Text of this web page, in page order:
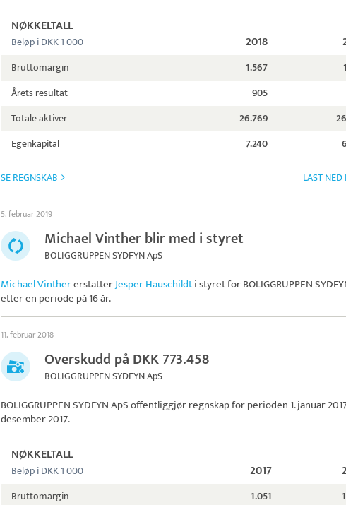
NØKKELTALL
Beløp i DKK 1 000 2018
Bruttomargin 1.567
Årets resultat
905
Totale aktiver
26.769
Egenkapital
7.240
SE REGNSKAB LAST NED
5. februar 2019
Michael Vinther blir med i styret
BOLIGGRUPPEN SYDFYN ApS
Michael VinthererstatterJesper Hauschildti styret forBOLIGGRUPPEN
etter en periode på 16 år.
11. februar 2018
Overskudd på DKK 773.458
BOLIGGRUPPEN SYDFYN ApS
BOLIGGRUPPEN SYDFYN ApSoffentliggjør regnskap for perioden 1. januar
desember 2017.
NØKKELTALL
Beløp i DKK 1 000 2017
Bruttomargin 1.051